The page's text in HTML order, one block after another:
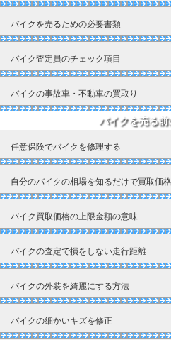
バイクを売るための必要書類
バイク査定員のチェック項目
バイクの事故車・不動車の買取り
バイクを売る
任意保険でバイクを修理する
自分のバイクの相場を知るだけで買取価
バイク買取価格の上限金額の意味
バイクの査定で損をしない走行距離
バイクの外装を綺麗にする方法
バイクの細かいキズを修正